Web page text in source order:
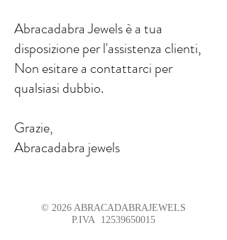
Abracadabra Jewels è a tua
disposizione per l'assistenza clienti,
Non esitare a contattarci per
qualsiasi dubbio.
Grazie,
Abracadabra jewels
© 2026 ABRACADABRAJEWELS
P.IVA 12539650015